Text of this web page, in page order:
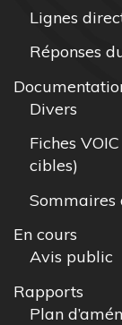
Lignes
Réponses
Divers
Fiches
cibles)
Sommaires
En cours
Avis public
Rapports
Plan